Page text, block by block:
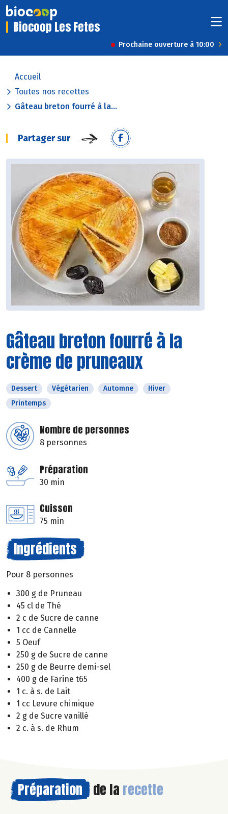
Biocoop Les Fetes
Prochaine ouverture à 10:00
Accueil
Toutes nos recettes
Gâteau breton fourré à la...
Partager sur
Gâteau breton fourré à la
crème de pruneaux
Dessert Végétarien Automne
Hiver
Printemps
Nombre de personnes
8 personnes
Préparation
30 min
Cuisson
75 min
Ingrédients
Pour 8 personnes
300 g de Pruneau
45 cl de Thé
2 c de Sucre de canne
1 cc de Cannelle
5 Oeuf
250 g de Sucre de canne
250 g de Beurre demi-sel
400 g de Farine t65
1 c. à s. de Lait
1 cc Levure chimique
2 g de Sucre vanillé
2 c. à s. de Rhum
Préparation de la recette